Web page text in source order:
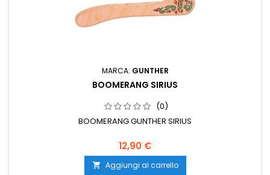
MARCA: GUNTHER
BOOMERANG SIRIUS
(0)
BOOMERANG GUNTHER SIRIUS
12,90 €
 Aggiungi al carrello